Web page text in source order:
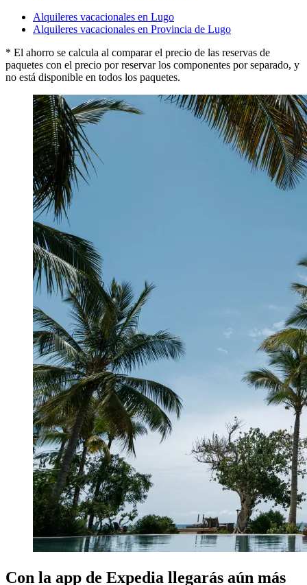
Alquileres vacacionales en Lugo
Alquileres vacacionales en Provincia de Lugo
* El ahorro se calcula al comparar el precio de las reservas de
paquetes con el precio por reservar los componentes por separado, y
no está disponible en todos los paquetes.
Con la app de Expedia llegarás aún más